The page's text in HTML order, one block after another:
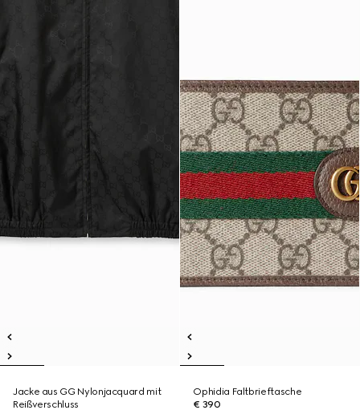
Jacke aus GG Nylonjacquard mit
Reißverschluss
Ophidia Faltbrieftasche
€ 390